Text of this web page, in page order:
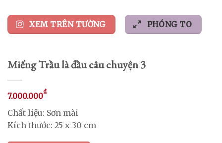
XEM TRÊN TƯỜNG PHÓNG TO
Miếng Trầu là đầu câu chuyện 3
7.000.000₫
Chất liệu: Sơn mài
Kích thước: 25 x 30 cm